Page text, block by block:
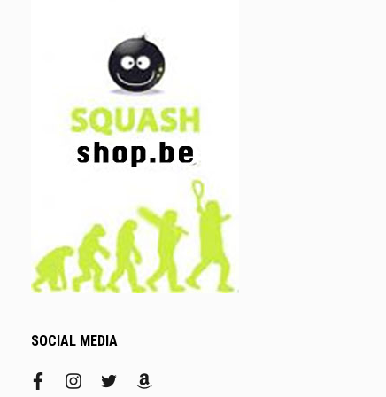
SOCIAL MEDIA
facebookinstagram
twitteramazon